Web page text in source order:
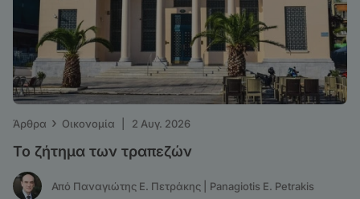
Άρθρα › Οικονομία 2 Αυγ. 2026
Το ζήτημα των τραπεζών
Από Παναγιώτης Ε. Πετράκης | Panagiotis E. Petrakis